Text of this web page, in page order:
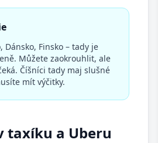
Dánsko, Finsko – tady je
Můžete zaokrouhlit, ale
Číšníci tady maj slušné
mít výčitky.
taxíku a Uberu